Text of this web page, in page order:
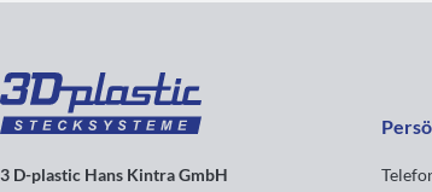
3 D-plastic Hans Kintra GmbH